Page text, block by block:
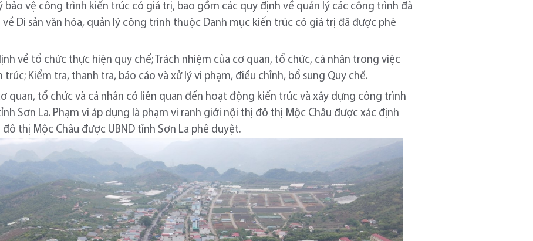
bảo vệ công trình kiến trúc có giá trị, bao gồm các quy định về quản lý các công trình đã
Di sản văn hóa, quản lý công trình thuộc Danh mục kiến trúc có giá trị đã được phê
về tổ chức thực hiện quy chế; Trách nhiệm của cơ quan, tổ chức, cá nhân trong việc
Kiểm tra, thanh tra, báo cáo và xử lý vi phạm, điều chỉnh, bổ sung Quy chế.
quan, tổ chức và cá nhân có liên quan đến hoạt động kiến trúc và xây dựng công trình
Sơn La. Phạm vi áp dụng là phạm vi ranh giới nội thị đô thị Mộc Châu được xác định
thị Mộc Châu được UBND tỉnh Sơn La phê duyệt.